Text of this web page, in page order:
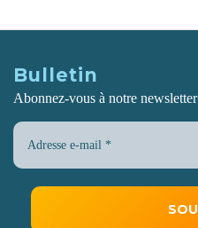
Bulletin
Abonnez-vous à notre newsletter